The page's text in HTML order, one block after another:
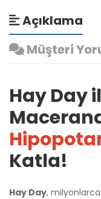
Açıklama
Müşteri
Hay Day
Katla!
Hay Day,